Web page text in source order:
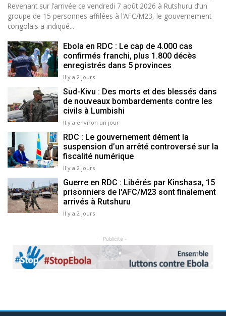
Revenant sur l’arrivée ce vendredi 7 août 2026 à Rutshuru d’un
groupe de 15 personnes affilées à l’AFC/M23, le gouvernement
congolais a indiqué...
Ebola en RDC : Le cap de 4.000 cas
confirmés franchi, plus 1.800 décès
enregistrés dans 5 provinces
Il y a 2 jours
Sud-Kivu : Des morts et des blessés dans
de nouveaux bombardements contre les
civils à Lumbishi
Il y a environ un jour
RDC : Le gouvernement dément la
suspension d’un arrêté controversé sur la
fiscalité numérique
Il y a 2 jours
Guerre en RDC : Libérés par Kinshasa, 15
prisonniers de l'AFC/M23 sont finalement
arrivés à Rutshuru
Il y a 2 jours
- Publicité -
Previous Next